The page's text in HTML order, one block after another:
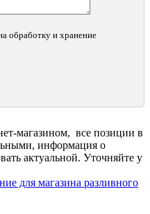
обработку и хранение
магазином, все позиции в
информация о
актуальной. Уточняйте у
для магазина разливного